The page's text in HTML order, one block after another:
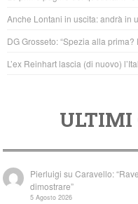
o
k
p
Anche Lontani in uscita: andrà in
DG Grosseto: “Spezia alla
L’ex Reinhart lascia (di nuovo)
ULTIMI
Pierluigi suCaravello:
dimostrare”
5 Agosto 2026